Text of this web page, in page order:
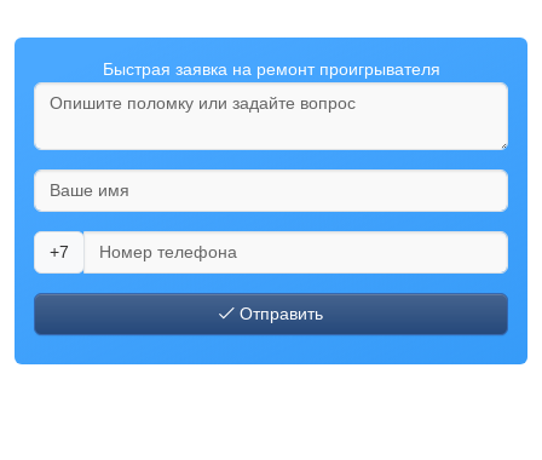
Быстрая заявка на ремонт проигрывателя
+7
Отправить